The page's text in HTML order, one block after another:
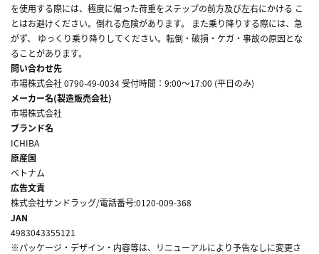
を使用する際には、極度に偏った荷重をステップの前方及び左右にかける こ
とはお避けください。倒れる危険があります。 また乗り降りする際には、急
がず、 ゆっくり乗り降りしてください。転倒・破損・ケガ・事故の原因とな
ることがあります。
問い合わせ先
市場株式会社 0790-49-0034 受付時間：9:00～17:00 (平日のみ)
メーカー名(製造販売会社)
市場株式会社
ブランド名
ICHIBA
原産国
ベトナム
広告文責
株式会社サンドラッグ/電話番号:0120-009-368
JAN
4983043355121
※パッケージ・デザイン・内容等は、リニューアルにより予告なしに変更さ